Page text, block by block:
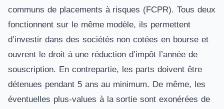
communs de placements à risques (FCPR). Tous deux
fonctionnent sur le même modèle, ils permettent
d’investir dans des sociétés non cotées en bourse et
ouvrent le droit à une réduction d’impôt l’année de
souscription. En contrepartie, les parts doivent être
détenues pendant 5 ans au minimum. De même, les
éventuelles plus-values à la sortie sont exonérées de